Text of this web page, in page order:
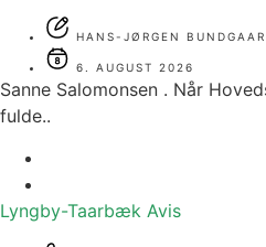
HANS-JØRGEN
6. AUGUST 2026
Sanne Salomonsen . Når
fulde..
Lyngby-Taarbæk Avis